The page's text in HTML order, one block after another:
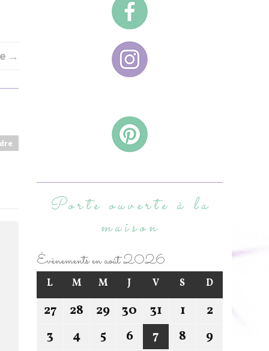
→
Porte ouverte à la
maison
Évènements en août 2026
L M M J V S D
27 28 29 30 31 1
2
3
4 5 6 7 8
9